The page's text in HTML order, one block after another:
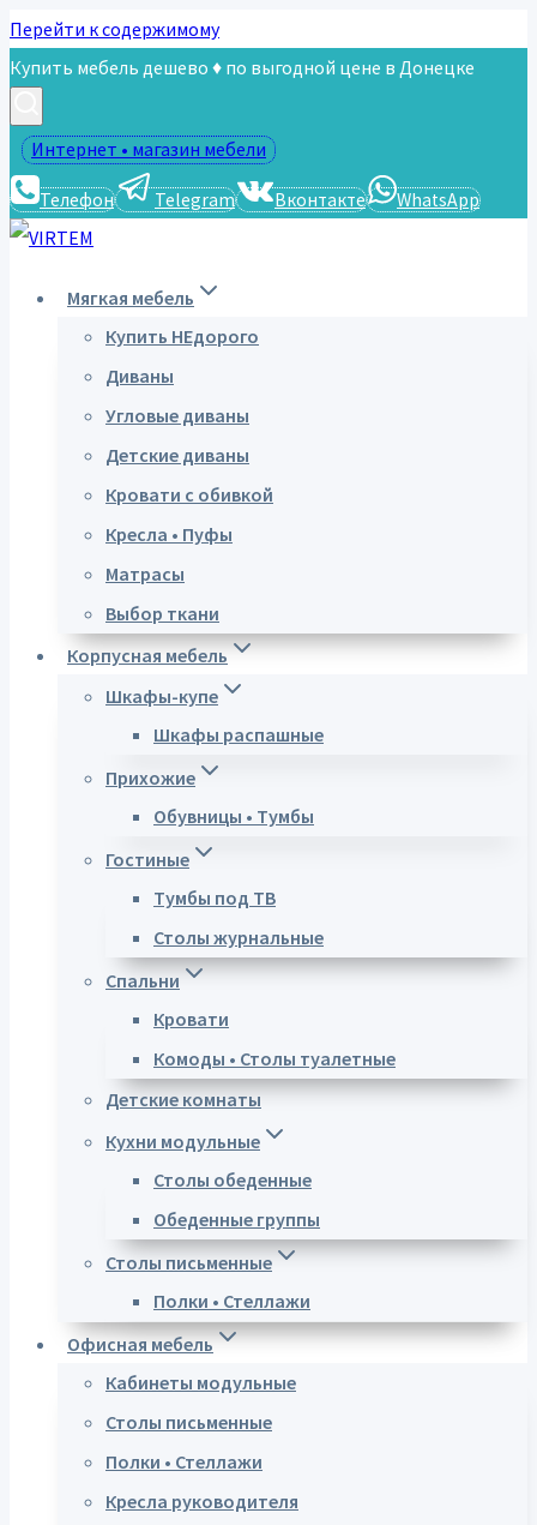
Перейти к содержимому
Купить мебель дешево ♦ по выгодной цене в Донецке
Интернет • магазин мебели
Телефон Telegram Вконтакте WhatsApp
Мягкая мебель
Купить НЕдорого
Диваны
Угловые диваны
Детские диваны
Кровати с обивкой
Кресла • Пуфы
Матрасы
Выбор ткани
Корпусная мебель
Шкафы-купе
Шкафы распашные
Прихожие
Обувницы • Тумбы
Гостиные
Тумбы под ТВ
Столы журнальные
Спальни
Кровати
Комоды • Столы туалетные
Детские комнаты
Кухни модульные
Столы обеденные
Обеденные группы
Столы письменные
Полки • Стеллажи
Офисная мебель
Кабинеты модульные
Столы письменные
Полки • Стеллажи
Кресла руководителя